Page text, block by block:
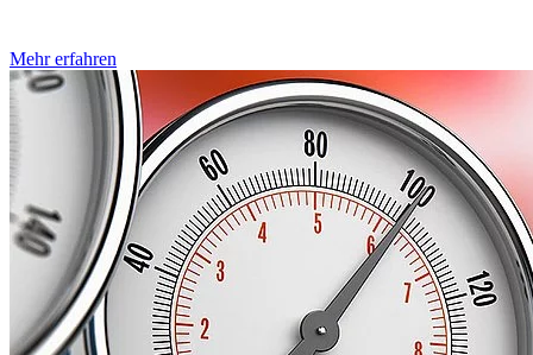
Mehr erfahren